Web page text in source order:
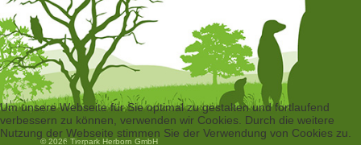
© 2026 Tierpark Herborn GmbH
Um unsere Webseite für Sie optimal zu gestalten und fortlaufend
verbessern zu können, verwenden wir Cookies. Durch die weitere
Nutzung der Webseite stimmen Sie der Verwendung von Cookies zu.